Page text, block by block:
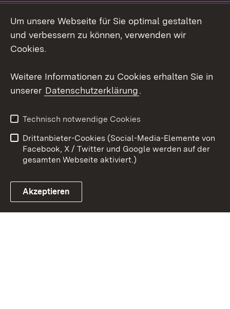
Social Wall
Youtube
Link zum Landesportal
Kontakt
Datenschutz
Barrierefreiheit
Impressum Cookies
Um unsere Webseite für Sie optimal gestalten
und verbessern zu können, verwenden wir
Cookies.
Weitere Informationen zu Cookies erhalten Sie in
unserer Datenschutzerklärung.
Technisch notwendige Cookies
Drittanbieter-Cookies (Social-Media-Elemente von
Facebook, X / Twitter und Google werden auf der
gesamten Webseite aktiviert.)
Akzeptieren